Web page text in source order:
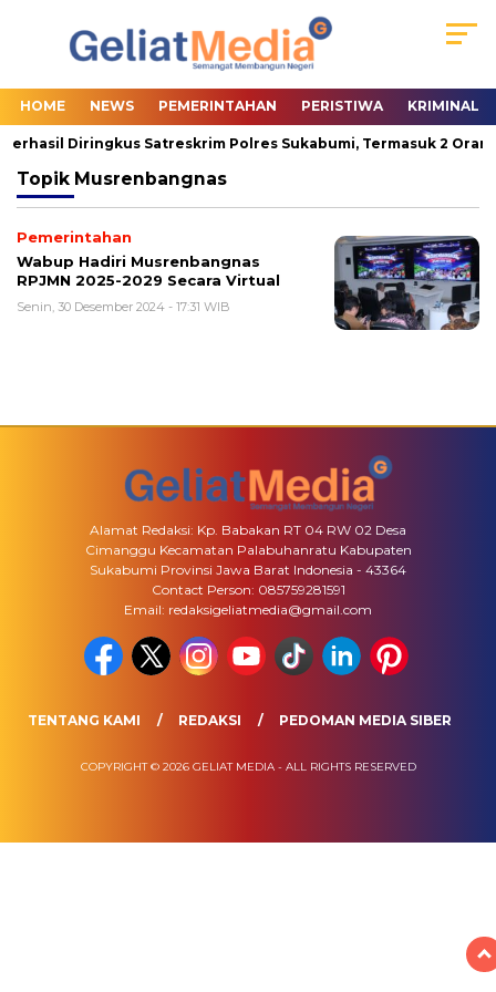
HOME NEWS PEMERINTAHAN PERISTIWA KRIMINAL
Diringkus Satreskrim Polres Sukabumi, Termasuk 2
Topik Musrenbangnas
Pemerintahan
Wabup Hadiri Musrenbangnas
RPJMN 2025-2029 Secara Virtual
Senin, 30 Desember 2024 - 17:31 WIB
Alamat Redaksi: Kp. Babakan RT 04 RW 02 Desa
Cimanggu Kecamatan Palabuhanratu Kabupaten
Sukabumi Provinsi Jawa Barat Indonesia - 43364
Contact Person: 085759281591
Email: redaksigeliatmedia@gmail.com
TENTANG KAMI REDAKSI PEDOMAN MEDIA SIBER
COPYRIGHT © 2026 GELIAT MEDIA - ALL RIGHTS RESERVED